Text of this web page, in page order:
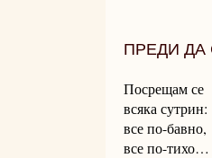
ПРЕДИ ДА
Посрещам се
всяка сутрин:
все по-бавно,
все по-тихо…